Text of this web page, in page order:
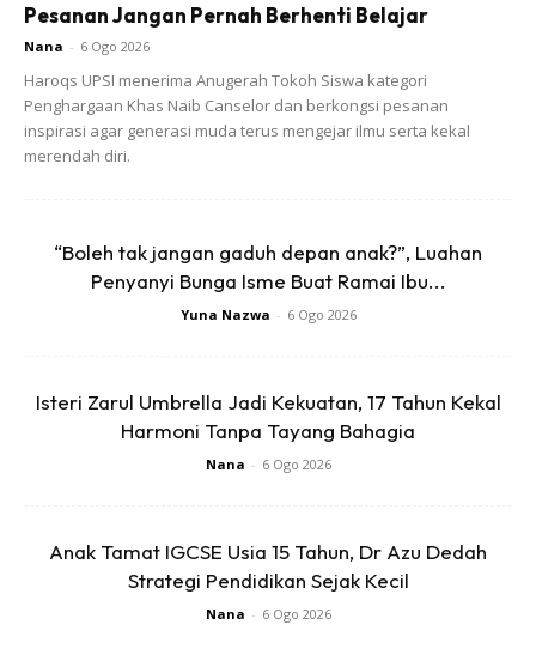
Sebagai ibu, Wawa tidak menyangka anaknya yang baru
berusia tiga tahun sudah dapat memahami situasi tersebut.
Namun, dia terpaksa menerangkan hal tersebut supaya
Hayla memahami yang ayahnya sedang berlakon dan
Comel kan Hayla ni, sayang betul dekat mama dia. Takut
perempuan lain ambil ayahnya.
Pesanan Jangan Pernah Berhenti Belajar
Nana - 6 Ogo 2026
Haroqs UPSI menerima Anugerah Tokoh Siswa kategori
Penghargaan Khas Naib Canselor dan berkongsi pesanan
inspirasi agar generasi muda terus mengejar ilmu serta kekal
merendah diri.
“Boleh tak jangan gaduh depan anak?”, Luahan
Penyanyi Bunga Isme Buat Ramai Ibu...
Yuna Nazwa - 6 Ogo 2026
Isteri Zarul Umbrella Jadi Kekuatan, 17 Tahun Kekal
Harmoni Tanpa Tayang Bahagia
Nana - 6 Ogo 2026
Anak Tamat IGCSE Usia 15 Tahun, Dr Azu Dedah
Strategi Pendidikan Sejak Kecil
Nana - 6 Ogo 2026